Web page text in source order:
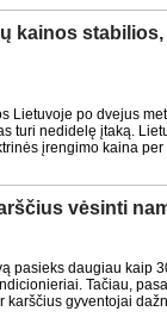
kainos
Lietuvoje po dvejus
turi nedidelę įtaką.
įrengimo kaina
vėsinti
pasieks daugiau kaip
Tačiau,
karščius gyventojai